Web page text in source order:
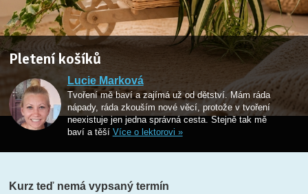
Pletení košíků
Lucie Marková
Tvoření mě baví a zajímá už od dětství. Mám ráda
nápady, ráda zkouším nové věcí, protože v tvoření
neexistuje jen jedna správná cesta. Stejně tak mě
baví a těší Více o lektorovi »
Kurz teď nemá vypsaný termín